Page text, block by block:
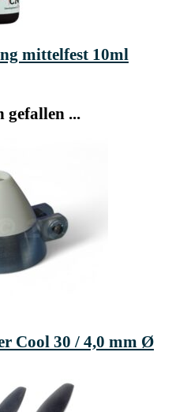
mittelfest 10ml
gefallen ...
Cool 30 / 4,0 mm Ø